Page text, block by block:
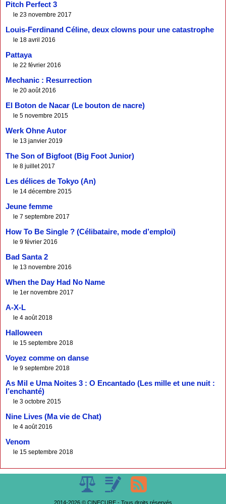
Pitch Perfect 3
le 23 novembre 2017
Louis-Ferdinand Céline, deux clowns pour une catastrophe
le 18 avril 2016
Pattaya
le 22 février 2016
Mechanic : Resurrection
le 20 août 2016
El Boton de Nacar (Le bouton de nacre)
le 5 novembre 2015
Werk Ohne Autor
le 13 janvier 2019
The Son of Bigfoot (Big Foot Junior)
le 8 juillet 2017
Les délices de Tokyo (An)
le 14 décembre 2015
Jeune femme
le 7 septembre 2017
How To Be Single ? (Célibataire, mode d’emploi)
le 9 février 2016
Bad Santa 2
le 13 novembre 2016
When the Day Had No Name
le 1er novembre 2017
A-X-L
le 4 août 2018
Halloween
le 15 septembre 2018
Voyez comme on danse
le 9 septembre 2018
As Mil e Uma Noites 3 : O Encantado (Les mille et une nuit :
l’enchanté)
le 3 octobre 2015
Nine Lives (Ma vie de Chat)
le 4 août 2016
Venom
le 15 septembre 2018
2014-2026 © CINECURE - Tous droits réservés